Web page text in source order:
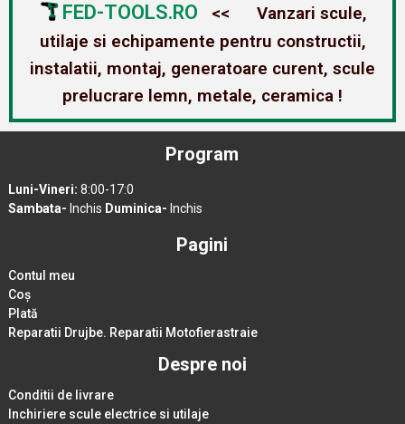
FED-TOOLS.RO << Vanzari scule,
utilaje si echipamente pentru constructii,
instalatii, montaj, generatoare curent, scule
prelucrare lemn, metale, ceramica !
Program
Luni-Vineri: 8:00-17:0
Sambata- Inchis Duminica- Inchis
Pagini
Contul meu
Coș
Plată
Reparatii Drujbe. Reparatii Motofierastraie
Despre noi
Conditii de livrare
Inchiriere scule electrice si utilaje